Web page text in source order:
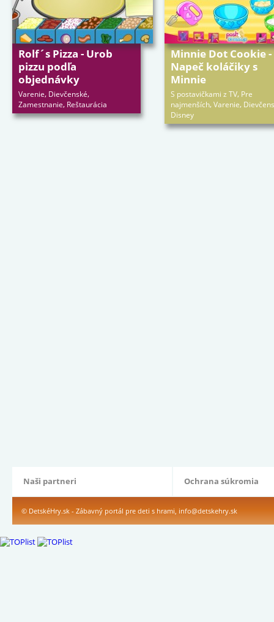
Rolf´s Pizza - Urob
pizzu podľa
objednávky
Varenie, Dievčenské,
Zamestnanie, Reštaurácia
Minnie Dot Cookie -
Napeč koláčiky s
Minnie
S postavičkami z TV, Pre
najmenších,Varenie,
Disney
Naši partneri Ochrana súkromia
© DetskéHry.sk - Zábavný portál pre deti s hrami, info@detskehry.sk